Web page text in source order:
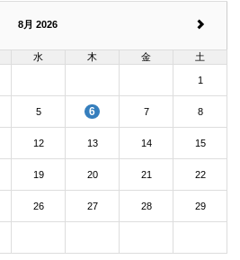
8月 2026
水 木 金 土
1
5 6 7 8
12 13 14 15
19 20 21 22
26 27 28 29